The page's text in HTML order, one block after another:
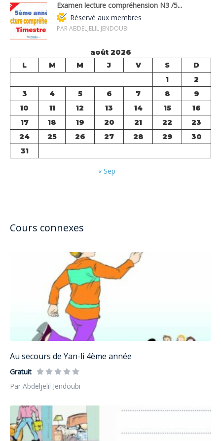
Cours connexes
Au secours de Yan-li 4ème année
Gratuit
Par Abdeljelil Jendoubi
Examen lecture compréhension N3 /5...
Réservé aux membres
PAR ABDELJELIL JENDOUBI
août 2026
L
M M J V S
D
1
2
3
4 5 6 7 8
9
10
11 12 13 14 15
16
17
18 19 20 21 22
23
24
25 26 27 28 29
30
31
« Sep